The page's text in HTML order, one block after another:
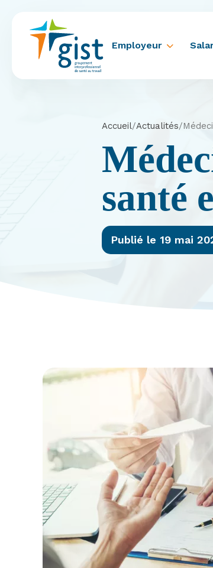
Employeur
Accueil/Actualités/
santé
Publié le 19 mai